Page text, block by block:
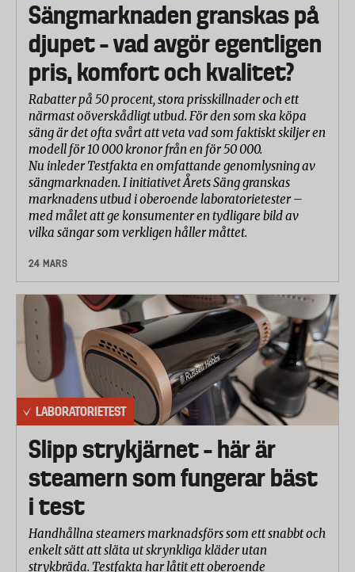
Sängmarknaden granskas på
djupet – vad avgör egentligen
pris, komfort och kvalitet?
Rabatter på 50 procent, stora prisskillnader och ett
närmast oöverskådligt utbud. För den som ska köpa
säng är det ofta svårt att veta vad som faktiskt skiljer en
modell för 10 000 kronor från en för 50 000.
Nu inleder Testfakta en omfattande genomlysning av
sängmarknaden. I initiativet Årets Säng granskas
marknadens utbud i oberoende laboratorietester –
med målet att ge konsumenter en tydligare bild av
vilka sängar som verkligen håller måttet.
24 MARS
LABORATORIETEST
Slipp strykjärnet – här är
steamern som fungerar bäst
i test
Handhållna steamers marknadsförs som ett snabbt och
enkelt sätt att släta ut skrynkliga kläder utan
strykbräda. Testfakta har låtit ett oberoende